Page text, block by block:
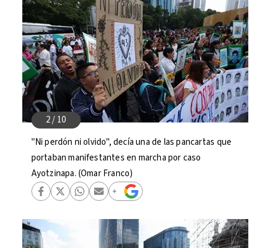
"Ni perdón ni olvido", decía una de las pancartas que
portaban manifestantes en marcha por caso
Ayotzinapa. (Omar Franco)